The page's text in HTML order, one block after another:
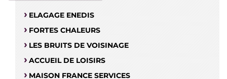
ELAGAGE ENEDIS
FORTES CHALEURS
LES BRUITS DE VOISINAGE
ACCUEIL DE LOISIRS
MAISON FRANCE SERVICES